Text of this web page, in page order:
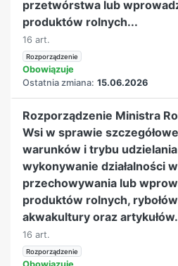
przetwórstwa lub
produktów rolnych...
16 art.
Rozporządzenie
Obowiązuje
Ostatnia zmiana: 15.06.2026
Rozporządzenie Ministra
Wsi w sprawie
warunków i trybu
wykonywanie działalności
przechowywania lub
produktów rolnych,
akwakultury oraz
16 art.
Rozporządzenie